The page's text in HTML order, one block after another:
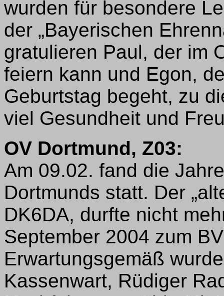
wurden für besondere
der „Bayerischen
gratulieren Paul, der im
feiern kann und Egon,
Geburtstag begeht, zu
viel Gesundheit und
OV Dortmund, Z03:
Am 09.02. fand die
Dortmunds statt. Der
DK6DA, durfte nicht
September 2004 zum
Erwartungsgemäß
Kassenwart, Rüdiger